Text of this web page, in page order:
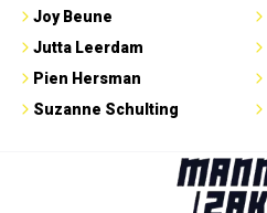
Joy Beune
Jutta Leerdam
Pien Hersman
Suzanne Schulting